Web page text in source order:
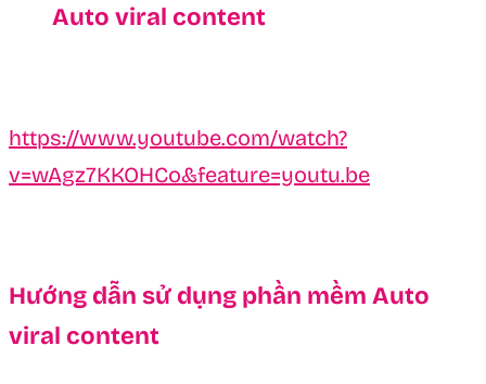
Auto viral content
https://www.youtube.com/watch?
v=wAgz7KKOHCo&feature=youtu.be
Hướng dẫn sử dụng phần mềm Auto
viral content